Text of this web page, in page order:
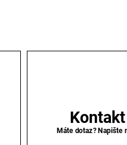
Kontakt
Máte dotaz? Napište